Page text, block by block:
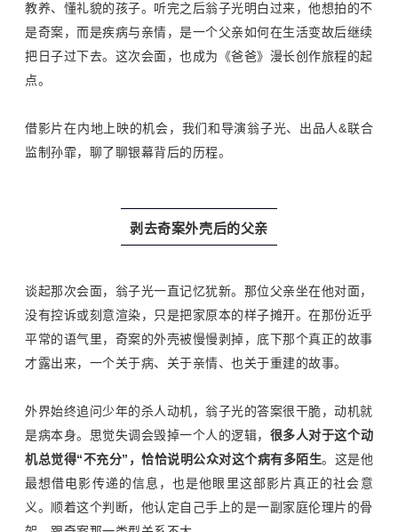
教养、懂礼貌的孩子。听完之后翁子光明白过来，他想拍的不
是奇案，而是疾病与亲情，是一个父亲如何在生活变故后继续
把日子过下去。这次会面，也成为《爸爸》漫长创作旅程的起
点。
借影片在内地上映的机会，我们和导演翁子光、 出品人&联合
监制孙霏，聊了聊银幕背后的历程。
剥去奇案外壳后的父亲
谈起那次会面，翁子光一直记忆犹新。那位父亲坐在他对面，
没有控诉或刻意渲染，只是把家原本的样子摊开。在那份近乎
平常的语气里，奇案的外壳被慢慢剥掉，底下那个真正的故事
才露出来，一个关于病、关于亲情、也关于重建的故事。
外界始终追问少年的杀人动机，翁子光的答案很干脆，动机就
是病本身。思觉失调会毁掉一个人的逻辑， 很多人对于这个动
机总觉得“不充分” ，恰恰说明公众对这个病有多陌生。这是他
最想借电影传递的信息，也是他眼里这部影片真正的社会意
义。顺着这个判断，他认定自己手上的是一副家庭伦理片的骨